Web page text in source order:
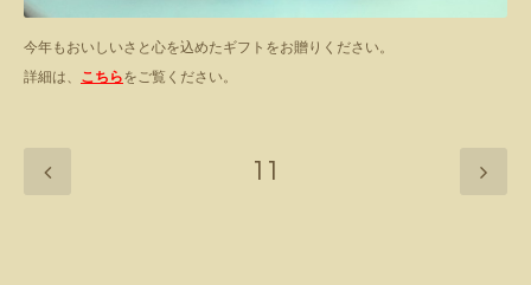
今年もおいしいさと心を込めたギフトをお贈りください。
詳細は、 こちらをご覧ください。
11